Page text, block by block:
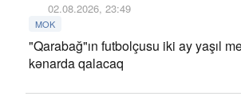
02.08.2026, 23:49
MOK
"Qarabağ"ın futbolçusu iki ay yaşıl
kənarda qalacaq